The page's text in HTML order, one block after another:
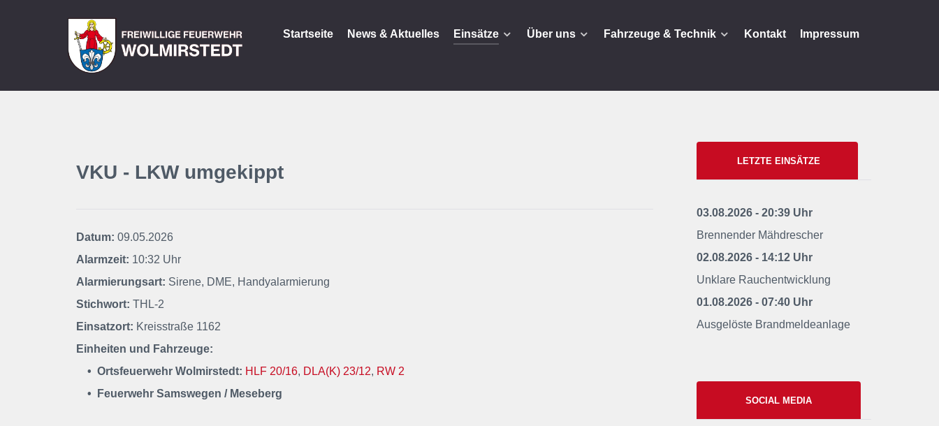
Startseite News & Aktuelles Einsätze Über uns Fahrzeuge & Technik Kontakt Impressum
VKU - LKW umgekippt
Datum: 09.05.2026
Alarmzeit: 10:32 Uhr
Alarmierungsart: Sirene, DME, Handyalarmierung
Stichwort: THL-2
Einsatzort: Kreisstraße 1162
Einheiten und Fahrzeuge:
• Ortsfeuerwehr Wolmirstedt: HLF 20/16, DLA(K) 23/12, RW 2
• Feuerwehr Samswegen / Meseberg
LETZTE EINSÄTZE
03.08.2026 - 20:39 Uhr
Brennender Mähdrescher
02.08.2026 - 14:12 Uhr
Unklare Rauchentwicklung
01.08.2026 - 07:40 Uhr
Ausgelöste Brandmeldeanlage
SOCIAL MEDIA